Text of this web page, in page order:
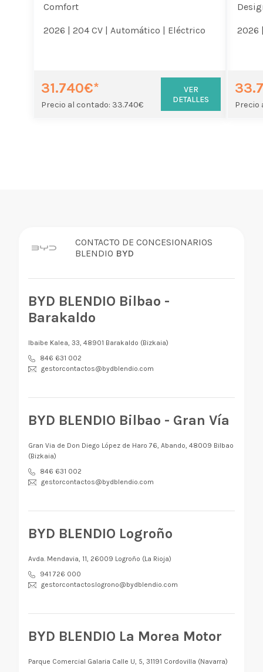
Comfort
2026 | 204 CV | Automático | Eléctrico
31.740€*
Precio al contado: 33.740€
VER
DETALLES
2026
Precio
CONTACTO DE CONCESIONARIOS
BLENDIO BYD
BYD BLENDIO Bilbao -
Barakaldo
Ibaibe Kalea, 33, 48901 Barakaldo (Bizkaia)
846 631 002
gestorcontactos@bydblendio.com
BYD BLENDIO Bilbao - Gran Vía
Gran Via de Don Diego López de Haro 76, Abando, 48009 Bilbao
(Bizkaia)
846 631 002
gestorcontactos@bydblendio.com
BYD BLENDIO Logroño
Avda. Mendavia, 11, 26009 Logroño (La Rioja)
941 726 000
gestorcontactoslogrono@bydblendio.com
BYD BLENDIO La Morea Motor
Parque Comercial Galaria Calle U, 5, 31191 Cordovilla (Navarra)